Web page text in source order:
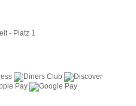
- Platz 1